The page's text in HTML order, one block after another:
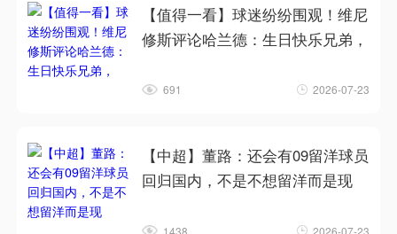
【值得一看】球迷纷纷围观！维尼
修斯评论哈兰德：生日快乐兄弟，
691 2026-07-23
【中超】董路：还会有09留洋球员
回归国内，不是不想留洋而是现
1438 2026-07-23